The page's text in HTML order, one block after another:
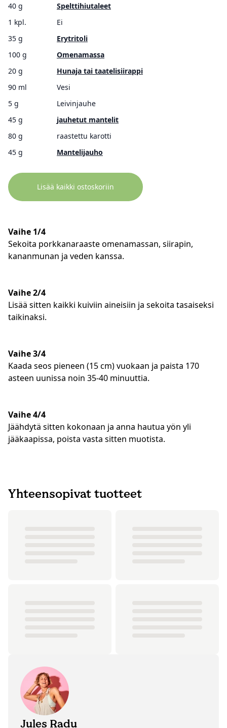
40 g
Spelttihiutaleet
1 kpl.
Ei
35 g
Erytritoli
100 g
Omenamassa
20 g
Hunaja tai taatelisiirappi
90 ml
Vesi
5 g
Leivinjauhe
45 g
jauhetut mantelit
80 g
raastettu karotti
45 g
Mantelijauho
Lisää kaikki ostoskoriin
Vaihe 1/4
Sekoita porkkanaraaste omenamassan, siirapin,
kananmunan ja veden kanssa.
Vaihe 2/4
Lisää sitten kaikki kuiviin aineisiin ja sekoita tasaiseksi
taikinaksi.
Vaihe 3/4
Kaada seos pieneen (15 cm) vuokaan ja paista 170
asteen uunissa noin 35-40 minuuttia.
Vaihe 4/4
Jäähdytä sitten kokonaan ja anna hautua yön yli
jääkaapissa, poista vasta sitten muotista.
Yhteensopivat tuotteet
Jules Radu